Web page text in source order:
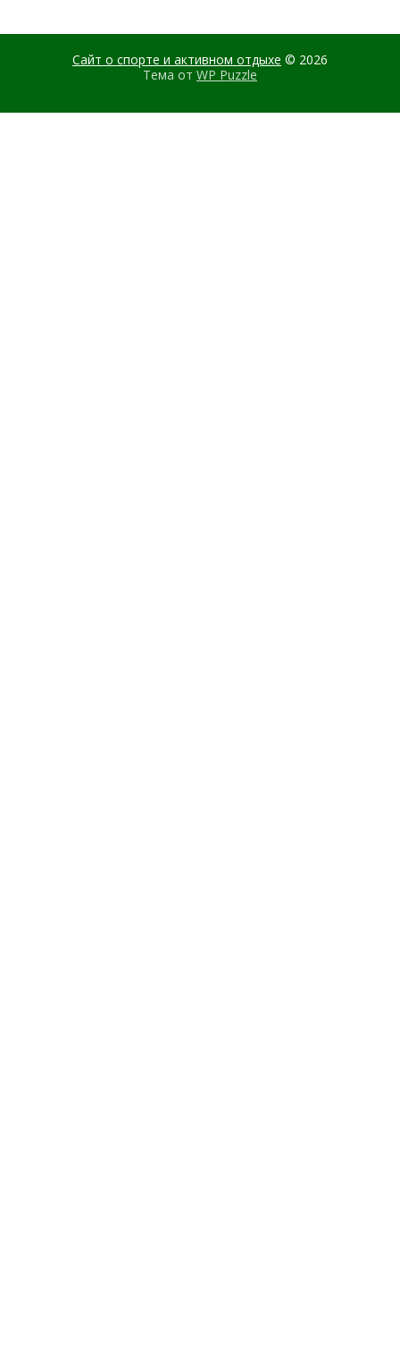
Сайт о спорте и активном отдыхе © 2026
Тема от WP Puzzle